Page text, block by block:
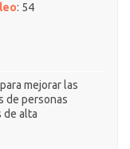
: 54
mejorar las
de personas
de alta